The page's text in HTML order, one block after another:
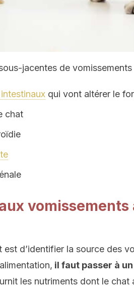
jacentes de
qui vont altérer le
chat
vomissements
est d’identifier la source des
il faut passer à
les nutriments dont le